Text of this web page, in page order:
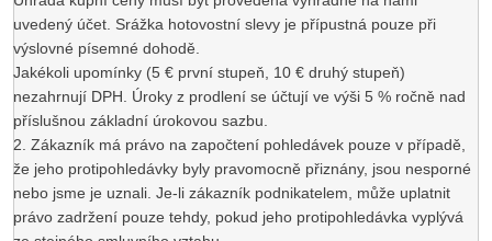
uvedený účet. Srážka hotovostní slevy je přípustná pouze při
výslovné písemné dohodě.
Jakékoli upomínky (5 € první stupeň, 10 € druhý stupeň)
nezahrnují DPH. Úroky z prodlení se účtují ve výši 5 % ročně nad
příslušnou základní úrokovou sazbu.
2. Zákazník má právo na započtení pohledávek pouze v případě,
že jeho protipohledávky byly pravomocně přiznány, jsou nesporné
nebo jsme je uznali. Je-li zákazník podnikatelem, může uplatnit
právo zadržení pouze tehdy, pokud jeho protipohledávka vyplývá